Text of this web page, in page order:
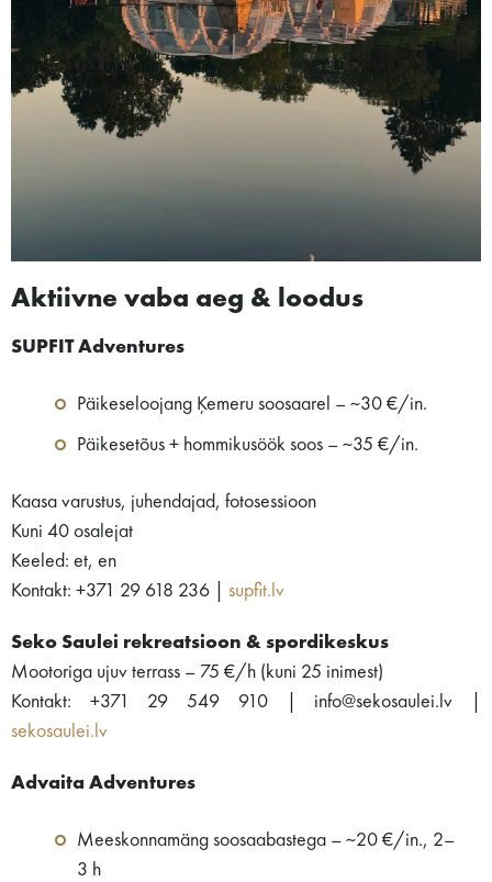
Aktiivne vaba aeg & loodus
SUPFIT Adventures
Päikeseloojang Ķemeru soosaarel – ~30 €/in.
Päikesetõus + hommikusöök soos – ~35 €/in.
Kaasa varustus, juhendajad, fotosessioon
Kuni 40 osalejat
Keeled: et, en
Kontakt: +371 29 618 236 | supfit.lv
Seko Saulei rekreatsioon & spordikeskus
Mootoriga ujuv terrass – 75 €/h (kuni 25 inimest)
Kontakt: +371 29 549 910 | info@sekosaulei.lv |
sekosaulei.lv
Advaita Adventures
Meeskonnamäng soosaabastega – ~20 €/in., 2–
3 h